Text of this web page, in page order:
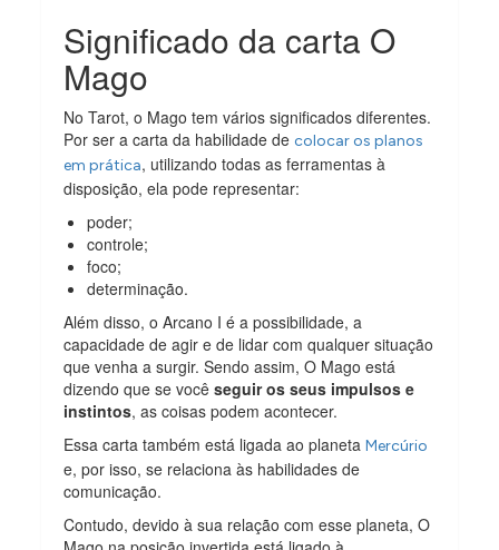
Significado da carta O
Mago
No Tarot, o Mago tem vários significados diferentes.
Por ser a carta da habilidade decolocar os planos
em prática, utilizando todas as ferramentas à
disposição, ela pode representar:
poder;
controle;
foco;
determinação.
Além disso, o Arcano I é a possibilidade, a
capacidade de agir e de lidar com qualquer situação
que venha a surgir. Sendo assim, O Mago está
dizendo que se vocêseguir os seus impulsos e
instintos, as coisas podem acontecer.
Essa carta também está ligada ao planetaMercúrio
e, por isso, se relaciona às habilidades de
comunicação.
Contudo, devido à sua relação com esse planeta, O